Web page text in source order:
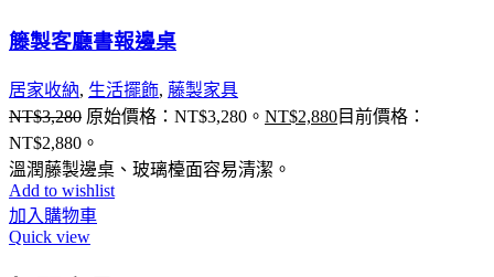
籐製客廳書報邊桌
居家收納, 生活擺飾, 藤製家具
NT$3,280 原始價格：NT$3,280。 NT$2,880目前價格：
NT$2,880。
溫潤藤製邊桌、玻璃檯面容易清潔。
Add to wishlist
加入購物車
Quick view